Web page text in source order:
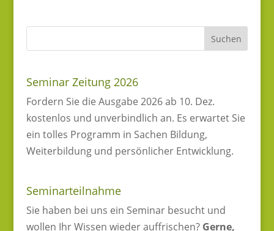
Seminar Zeitung 2026
Fordern Sie die Ausgabe 2026 ab 10. Dez.
kostenlos und unverbindlich an. Es erwartet Sie
ein tolles Programm in Sachen Bildung,
Weiterbildung und persönlicher Entwicklung.
Seminarteilnahme
Sie haben bei uns ein Seminar besucht und
wollen Ihr Wissen wieder auffrischen? Gerne,